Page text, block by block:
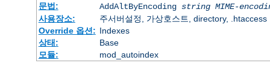
문법:
AddAltByEncoding string MIME-
사용장소:
주서버설정, 가상호스트, directory, .htaccess
Override 옵션: Indexes
상태:
Base
모듈:
mod_autoindex